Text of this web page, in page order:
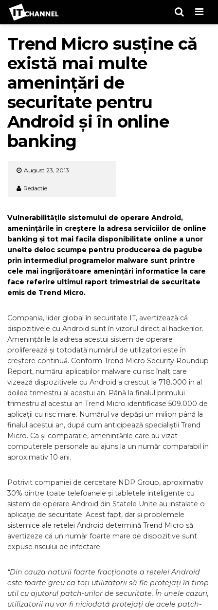
Trend Micro susține că
există mai multe
amenințări de
securitate pentru
Android și în online
banking
August 23, 2013
Redactie
Vulnerabilitățile sistemului de operare Android,
amenințările în creștere la adresa serviciilor de online
banking și tot mai facila disponibilitate online a unor
unelte deloc scumpe pentru producerea de pagube
prin intermediul programelor malware sunt printre
cele mai îngrijorătoare amenințări informatice la care
face referire ultimul raport trimestrial de securitate
emis de Trend Micro.
Compania, lider global în securitate IT, avertizează că
dispozitivele cu Android sunt în vizorul direct al hackerilor.
Amenințările la adresa acestui sistem de operare
proliferează și totodată numărul de utilizatori este în
creștere continuă. Conform Trend Micro Security Roundup
Report, numărul aplicațiilor malware cu risc înalt care
vizează dispozitivele cu Android a crescut la 718.000 în al
doilea trimestru al acestui an. Până la finalul primului
trimestru al acestui an Trend Micro identificase 509.000 de
aplicații cu risc mare. Numărul va depăși un milion până la
finalul acestui an, după cum anticipează specialiștii Trend
Micro. Ca și comparație, amenințările care au vizat
computerele personale au ajuns la un număr comparabil în
aproximativ 10 ani.
Potrivit companiei de cercetare NDP Group, aproximativ
30% dintre toate telefoanele și tabletele inteligente cu
sistem de operare Android din Statele Unite au instalate o
aplicație de securitate. Acest fapt, dar și problemele
sistemice ale rețelei Android determină Trend Micro să
avertizeze că un număr foarte mare de dispozitive sunt
expuse riscului de infectare.
“Din cauza naturii foarte fracționate a rețelei Android
este foarte greu ca toți utilizatorii să fie protejați în timp
util cu ajutorul patch-urilor de securitate. În unele cazuri,
utilizatorii nu vor fi niciodată protejați de acele patch-